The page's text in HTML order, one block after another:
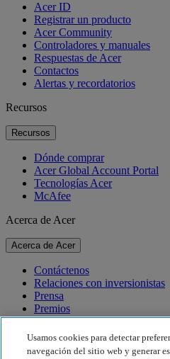
Acer ID
Registrar un producto
Acer Community
Controladores y manuales
Respuestas de Acer
Contactos
Alertas y recordatorios
Recursos
Recursos
Dónde comprar
Acer Global Account Portal
Tecnologías Acer
McAfee
Acerca de Acer
Acerca de Acer
Contáctenos
Relaciones con inversionistas
Prensa
Premios
Eventos
Sostenibilidad
Usamos cookies para detectar
navegación del sitio web y generar